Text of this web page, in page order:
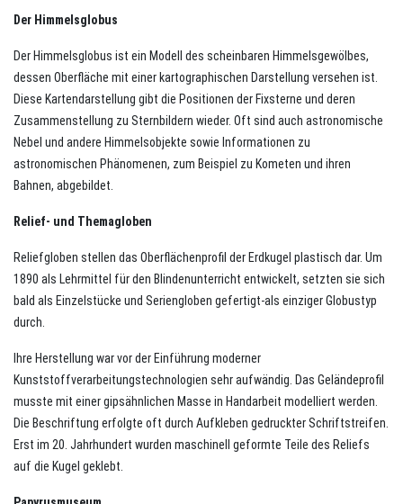
Der Himmelsglobus
Der Himmelsglobus ist ein Modell des scheinbaren Himmelsgewölbes,
dessen Oberfläche mit einer kartographischen Darstellung versehen ist.
Diese Kartendarstellung gibt die Positionen der Fixsterne und deren
Zusammenstellung zu Sternbildern wieder. Oft sind auch astronomische
Nebel und andere Himmelsobjekte sowie Informationen zu
astronomischen Phänomenen, zum Beispiel zu Kometen und ihren
Bahnen, abgebildet.
Relief- und Themagloben
Reliefgloben stellen das Oberflächenprofil der Erdkugel plastisch dar. Um
1890 als Lehrmittel für den Blindenunterricht entwickelt, setzten sie sich
bald als Einzelstücke und Seriengloben gefertigt-als einziger Globustyp
durch.
Ihre Herstellung war vor der Einführung moderner
Kunststoffverarbeitungstechnologien sehr aufwändig. Das Geländeprofil
musste mit einer gipsähnlichen Masse in Handarbeit modelliert werden.
Die Beschriftung erfolgte oft durch Aufkleben gedruckter Schriftstreifen.
Erst im 20. Jahrhundert wurden maschinell geformte Teile des Reliefs
auf die Kugel geklebt.